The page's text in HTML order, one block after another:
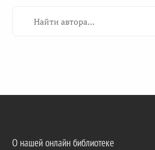
О нашей онлайн библиотеке